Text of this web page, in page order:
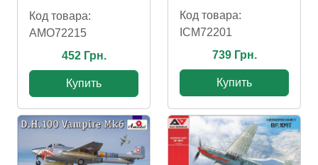
Код товара:
AMO72215
452 Грн.
Купить
Код товара:
ICM72201
739 Грн.
Купить